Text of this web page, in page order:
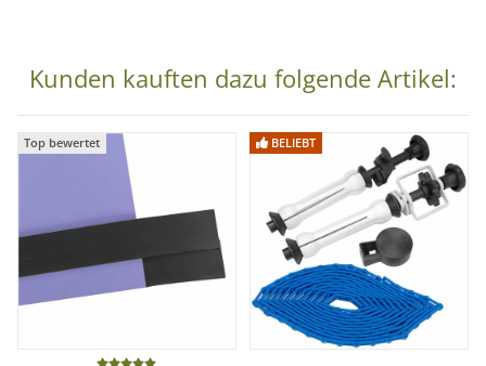
Max. Belastbarkeit:ca. 8 kg
Für Stangendurchmesser:Bis ca. 3,5 cm
Montage:
Mit stabiler Klemmhalterung
Lieferumfang
1x Hintergrundhaken mit Klemmen(2er Set)
Kunden kauften dazu folgende Artikel:
Top bewertet BELIEBT